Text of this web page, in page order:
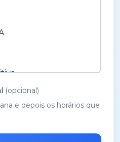
Artes
(opcional)
e depois os horários que